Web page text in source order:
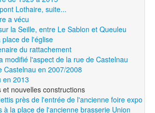
Lothaire, suite...
a vécu
la Seille, entre Le Sablon et Queuleu
place de l'église
du rattachement
modifié l'aspect de la rue de Castelnau
Castelnau en 2007/2008
en 2013
et nouvelles constructions
près de l'entrée de l'ancienne foire expo
à la place de l'ancienne brasserie Union